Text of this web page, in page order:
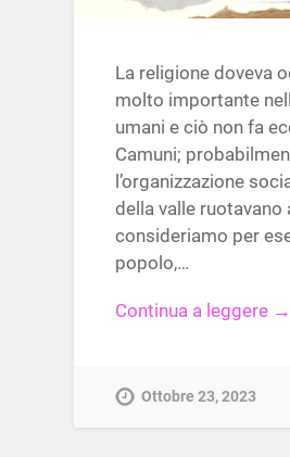
La religione doveva
molto importante
umani e ciò non fa
Camuni;
l’organizzazione
della valle ruotavano
consideriamo per
popolo,…
Continua a leggere →
Ottobre 23, 2023